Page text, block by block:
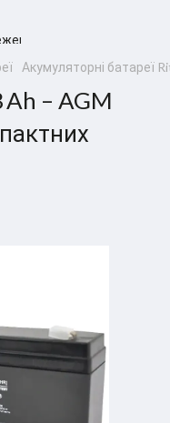
Акумуляторні батареї
Ah – AGM